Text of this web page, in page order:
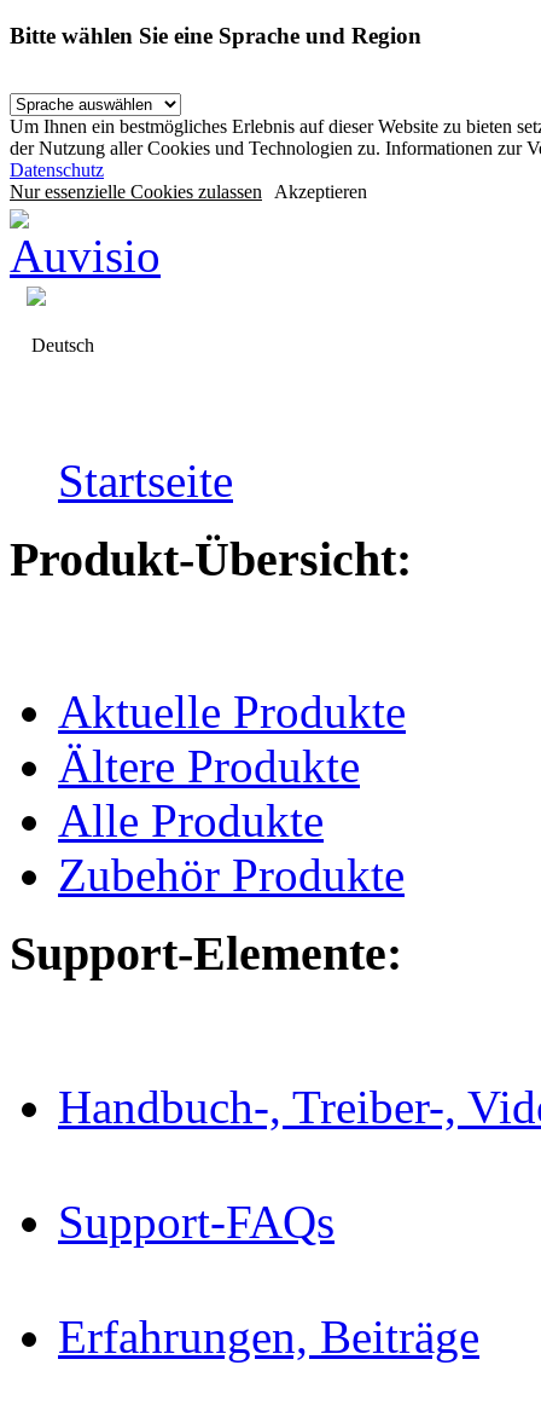
Bitte wählen Sie eine Sprache und Region
Um Ihnen ein bestmögliches Erlebnis auf dieser Website zu bieten
der Nutzung aller Cookies und Technologien zu. Informationen zur
Datenschutz
Nur essenzielle Cookies zulassen Akzeptieren
Deutsch
Startseite
Produkt-Übersicht:
Aktuelle Produkte
Ältere Produkte
Alle Produkte
Zubehör Produkte
Support-Elemente:
Handbuch-, Treiber-,
Support-FAQs
Erfahrungen, Beiträge